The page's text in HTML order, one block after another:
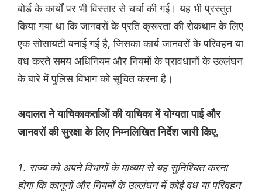
बोर्ड के कार्यों पर भी विस्तार से चर्चा की गई। यह भी प्रस्तुत
किया गया था कि जानवरों के प्रति क्रूरता की रोकथाम के लिए
एक सोसायटी बनाई गई है, जिसका कार्य जानवरों के परिवहन या
वध करते समय अधिनियम और नियमों के प्रावधानों के उल्लंघन
के बारे में पुलिस विभाग को सूचित करना है।
अदालत ने याचिकाकर्ताओं की याचिका में योग्यता पाई और
जानवरों की सुरक्षा के लिए निम्नलिखित निर्देश जारी किए,
1. राज्य को अपने विभागों के माध्यम से यह सुनिश्चित करना
होगा कि कानूनों और नियमों के उल्लंघन में कोई वध या परिवहन